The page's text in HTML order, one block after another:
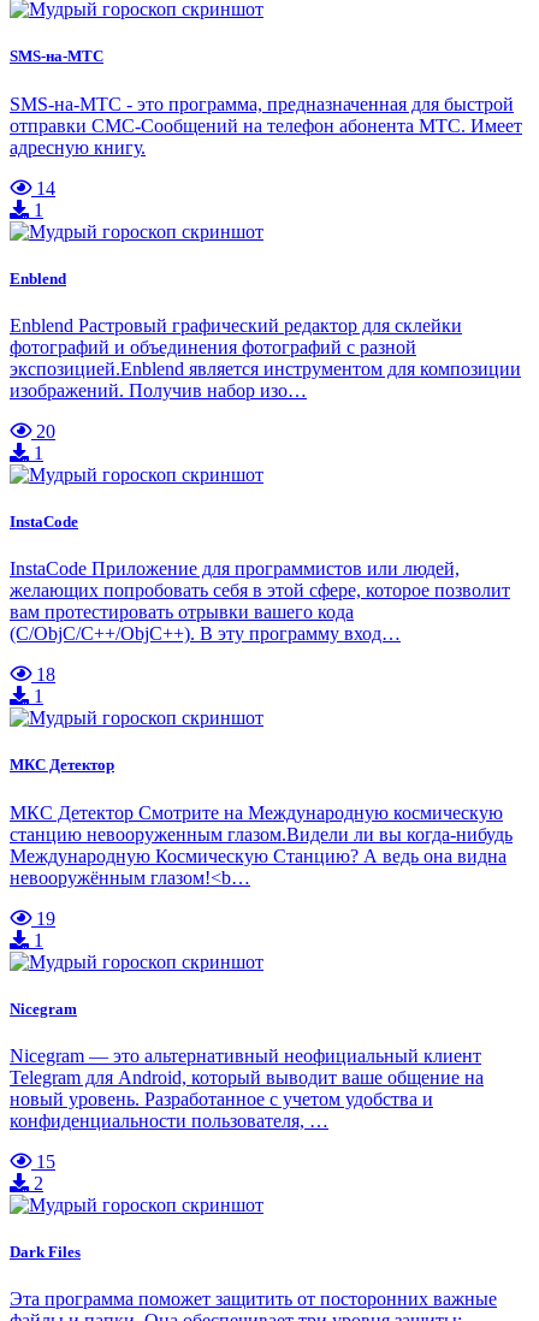
SMS-на-МТС
SMS-на-МТС - это программа, предназначенная для быстрой
отправки СМС-Сообщений на телефон абонента МТС. Имеет
адресную книгу.
14
1
Enblend
Enblend Растровый графический редактор для склейки
фотографий и объединения фотографий с разной
экспозицией.Enblend является инструментом для композиции
изображений. Получив набор изо…
20
1
InstaCode
InstaCode Приложение для программистов или людей,
желающих попробовать себя в этой сфере, которое позволит
вам протестировать отрывки вашего кода
(C/ObjC/C++/ObjC++). В эту программу вход…
18
1
МКС Детектор
МКС Детектор Смотрите на Международную космическую
станцию ​​невооруженным глазом.Видели ли вы когда-нибудь
Международную Космическую Станцию? А ведь она видна
невооружённым глазом!<b…
19
1
Nicegram
Nicegram — это альтернативный неофициальный клиент
Telegram для Android, который выводит ваше общение на
новый уровень. Разработанное с учетом удобства и
конфиденциальности пользователя, …
15
2
Dark Files
Эта программа поможет защитить от посторонних важные